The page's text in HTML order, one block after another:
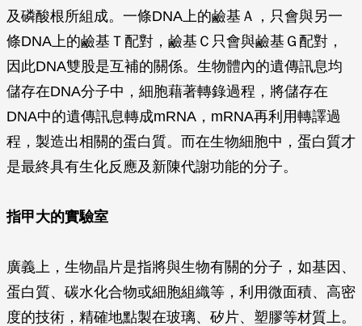
及磷酸根所組成。一條DNA上的鹼基Ａ，只會與另一
條DNA上的鹼基Ｔ配對，鹼基Ｃ只會與鹼基Ｇ配對，
因此DNA雙股是互補的關係。生物體內的遺傳訊息均
儲存在DNA分子中，細胞藉著轉錄過程，將儲存在
DNA中的遺傳訊息轉成mRNA，mRNA再利用轉譯過
程，製造出相關的蛋白質。而在生物細胞中，蛋白質才
是最終具有生化反應及新陳代謝功能的分子。
指甲大的實驗室
廣義上，生物晶片是指將與生物有關的分子，如基因、
蛋白質、碳水化合物或細胞組織等，利用微面積、高密
度的技術，精確地點製在玻璃、矽片、塑膠等材質上。